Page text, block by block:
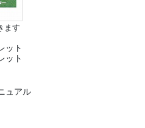
ます
ット
ット
ュアル